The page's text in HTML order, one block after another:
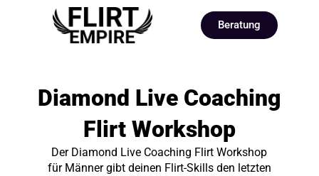
Beratung
Diamond Live Coaching
Flirt Workshop
Der Diamond Live Coaching Flirt Workshop
für Männer gibt deinen Flirt-Skills den letzten